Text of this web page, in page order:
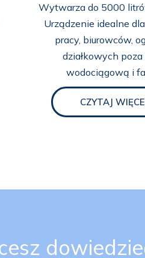
Wytwarza do 5000
Urządzenie idealne
pracy, biurowców,
działkowych
wodociągową i
CZYTAJ